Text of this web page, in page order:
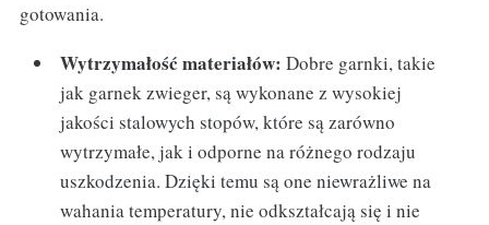
gotowania.
Wytrzymałość materiałów:Dobre garnki, takie
jak garnek zwieger, są wykonane z wysokiej
jakości stalowych stopów, które są zarówno
wytrzymałe, jak i odporne na różnego rodzaju
uszkodzenia. Dzięki temu są one niewrażliwe na
wahania temperatury, nie odkształcają się i nie